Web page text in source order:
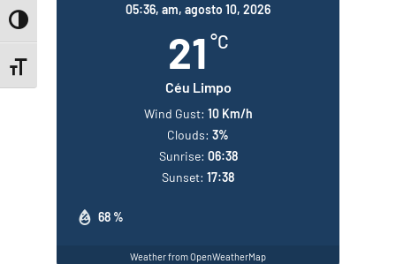
Toggle High Contrast
Toggle Font size
05:36, am, agosto 10, 2026
21 °C
Céu Limpo
68 %
Wind Gust: 10 Km/h
Clouds: 3%
Sunrise: 06:38
Sunset: 17:38
Weather from OpenWeatherMap